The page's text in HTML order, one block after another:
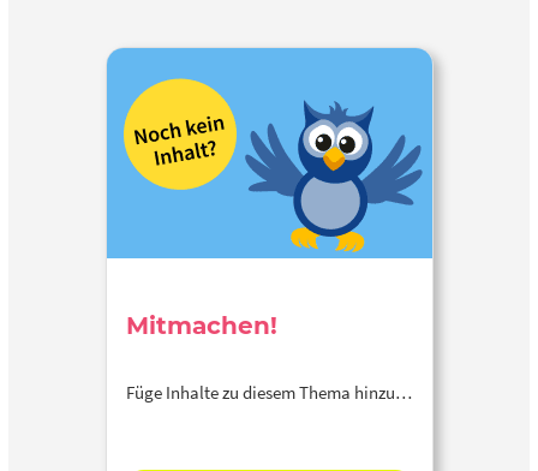
Mitmachen!
Füge Inhalte zu diesem Thema hinzu…